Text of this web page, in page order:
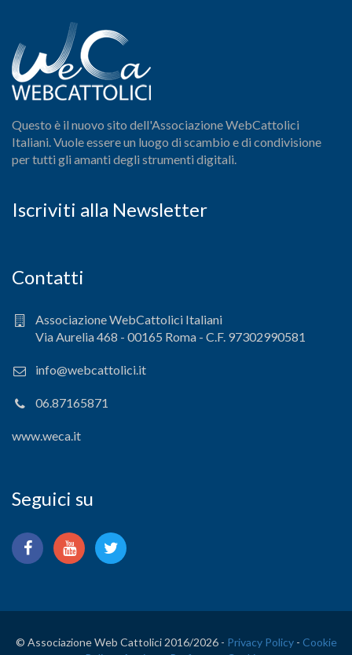
Questo è il nuovo sito dell'Associazione WebCattolici
Italiani. Vuole essere un luogo di scambio e di condivisione
per tutti gli amanti degli strumenti digitali.
Iscriviti alla Newsletter
Contatti
Associazione WebCattolici Italiani
Via Aurelia 468 - 00165 Roma - C.F. 97302990581
info@webcattolici.it
06.87165871
www.weca.it
Seguici su
© Associazione Web Cattolici 2016/2026 - Privacy Policy- Cookie